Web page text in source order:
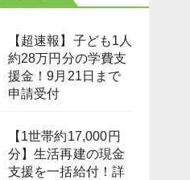
【超速報】子ども1人
約28万円分の学費支
援金！9月21日まで
申請受付
【1世帯約17,000円
分】生活再建の現金
支援を一括給付！詳